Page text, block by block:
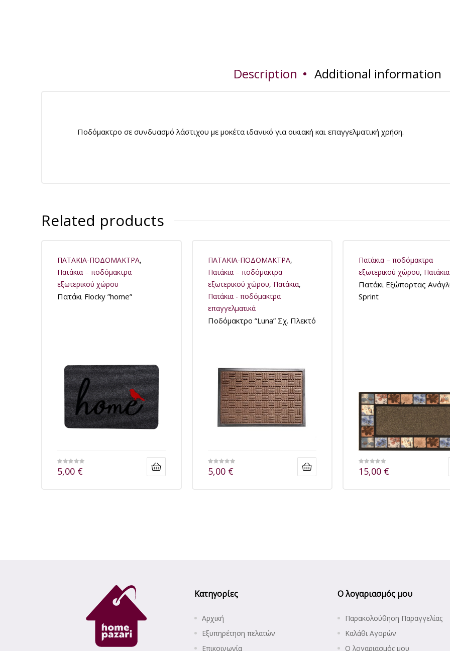
Description Additional information
Ποδόμακτρο σε συνδυασμό λάστιχου με μοκέτα ιδανικό για οικιακή και επαγγελματική χρήση.
Related products
ΠΑΤΑΚΙΑ-ΠΟΔΟΜΑΚΤΡΑ,
Πατάκια – ποδόμακτρα
εξωτερικού χώρου
Πατάκι Flocky ”home”
5,00 €
ΠΑΤΑΚΙΑ-ΠΟΔΟΜΑΚΤΡΑ,
Πατάκια – ποδόμακτρα
εξωτερικού χώρου, Πατάκια,
Πατάκια - ποδόμακτρα
επαγγελματικά
Ποδόμακτρο ”Luna” Σχ. Πλεκτό
5,00 €
Πατάκια – ποδόμακτρα
εξωτερικού χώρου, Πατάκια
Πατάκι Εξώπορτας
Sprint
15,00 €
Κατηγορίες
Αρχική
Εξυπηρέτηση πελατών
Επικοινωνία
Ο λογαριασμός μου
Παρακολούθηση Παραγγελίας
Καλάθι Αγορών
Ο λογαριασμός μου